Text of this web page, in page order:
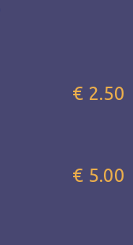
€ 2.50
€ 5.00